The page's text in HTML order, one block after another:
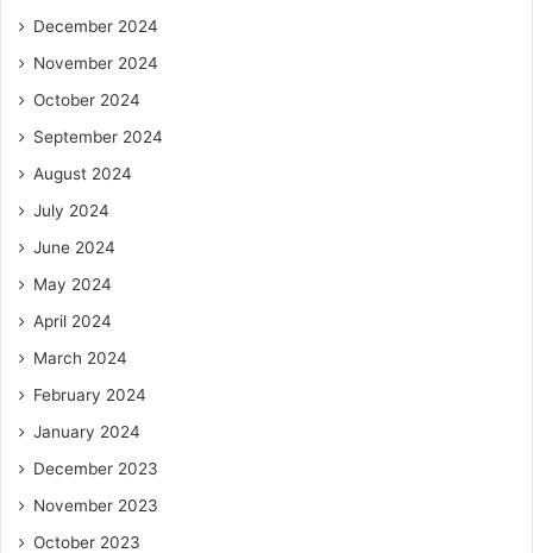
December 2024
November 2024
October 2024
September 2024
August 2024
July 2024
June 2024
May 2024
April 2024
March 2024
February 2024
January 2024
December 2023
November 2023
October 2023